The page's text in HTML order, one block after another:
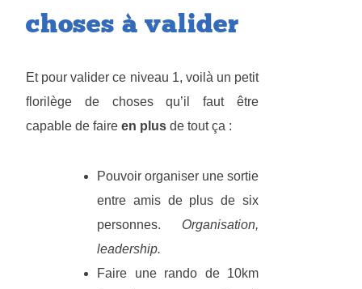
choses à valider
Et pour valider ce niveau 1, voilà un petit
florilège de choses qu’il faut être
capable de faire en plus de tout ça :
Pouvoir organiser une sortie
entre amis de plus de six
personnes. Organisation,
leadership.
Faire une rando de 10km